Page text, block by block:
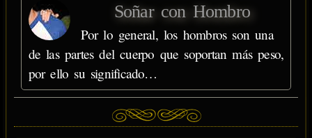
Soñar con Hombro
Por lo general, los hombros son una
de las partes del cuerpo que soportan más peso,
por ello su significado…